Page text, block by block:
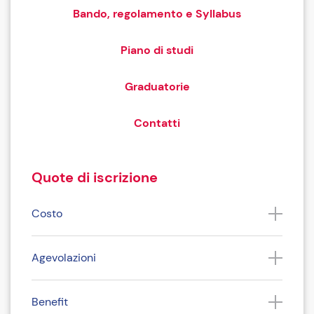
Bando, regolamento e Syllabus
Piano di studi
Graduatorie
Contatti
Quote di iscrizione
Costo
Agevolazioni
Benefit